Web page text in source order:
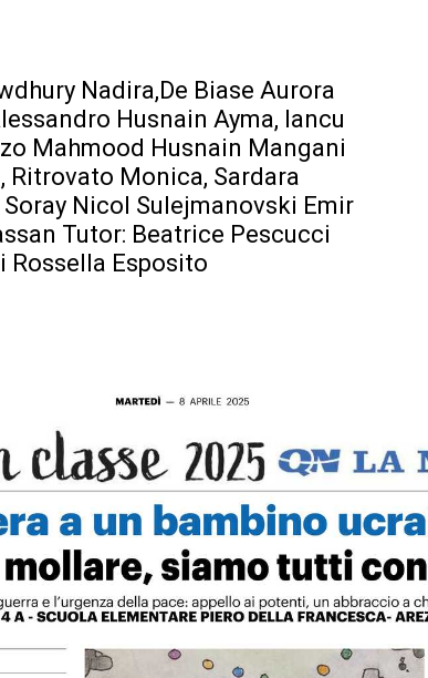
Nadira,De Biase Aurora
Husnain Ayma, Iancu
Mahmood Husnain Mangani
Ritrovato Monica, Sardara
Nicol Sulejmanovski Emir
Tutor: Beatrice Pescucci
Rossella Esposito